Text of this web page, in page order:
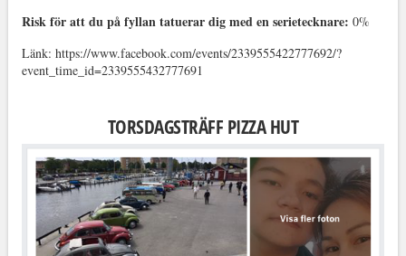
Risk för att du på fyllan tatuerar dig med en serietecknare: 0%
Länk: https://www.facebook.com/events/2339555422777692/?
event_time_id=2339555432777691
TORSDAGSTRÄFF PIZZA HUT